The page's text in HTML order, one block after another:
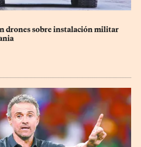
drones sobre instalación militar